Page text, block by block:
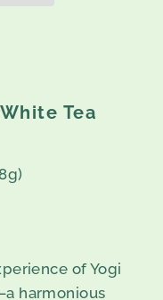
Tea
of Yogi
harmonious